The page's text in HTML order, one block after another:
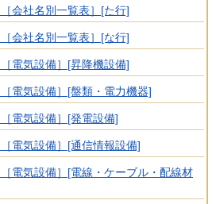
会社名別一覧表］[た行]
会社名別一覧表］[な行]
電気設備］[昇降機設備]
電気設備］[盤類・電力機器]
電気設備］[発電設備]
電気設備］[通信情報設備]
電気設備］[電線・ケーブル・配線材